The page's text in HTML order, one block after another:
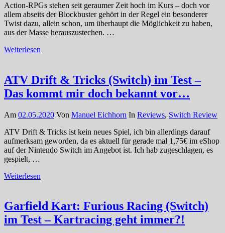
Action-RPGs stehen seit geraumer Zeit hoch im Kurs – doch vor
allem abseits der Blockbuster gehört in der Regel ein besonderer
Twist dazu, allein schon, um überhaupt die Möglichkeit zu haben,
aus der Masse herauszustechen. …
Weiterlesen
ATV Drift & Tricks (Switch) im Test –
Das kommt mir doch bekannt vor…
Am 02.05.2020 Von Manuel Eichhorn In Reviews, Switch Review
ATV Drift & Tricks ist kein neues Spiel, ich bin allerdings darauf
aufmerksam geworden, da es aktuell für gerade mal 1,75€ im eShop
auf der Nintendo Switch im Angebot ist. Ich hab zugeschlagen, es
gespielt, …
Weiterlesen
Garfield Kart: Furious Racing (Switch)
im Test – Kartracing geht immer?!